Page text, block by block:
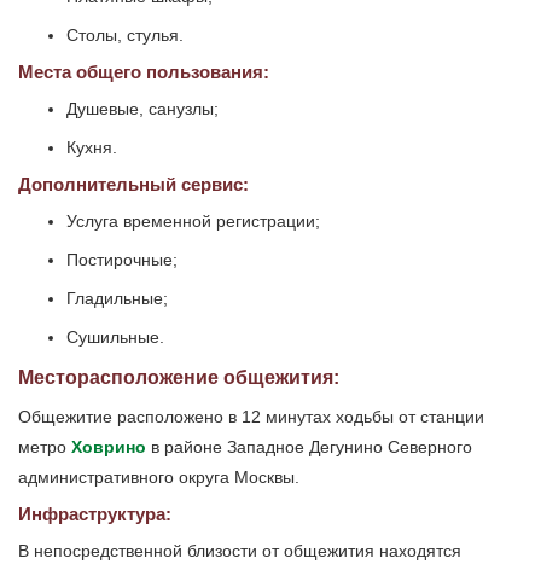
Столы, стулья.
Места общего пользования:
Душевые, санузлы;
Кухня.
Дополнительный сервис:
Услуга временной регистрации;
Постирочные;
Гладильные;
Сушильные.
Месторасположение общежития:
Общежитие расположено в 12 минутах ходьбы от станции
метро Ховрино в районе Западное Дегунино Северного
административного округа Москвы.
Инфраструктура:
В непосредственной близости от общежития находятся